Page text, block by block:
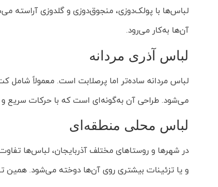
لباس‌ها با پولک‌دوزی، منجوق‌دوزی و گلدوزی آراسته
آن‌ها به‌کار می‌رود.
لباس آذری مردانه
لباس مردانه ساده‌تر اما پرصلابت است. معمولاً شامل
می‌شود. طراحی آن به‌گونه‌ای است که با حرکات سریع
لباس محلی منطقه‌ای
در شهرها و روستاهای مختلف آذربایجان، لباس‌ها
و یا تزئینات بیشتری روی آن‌ها دوخته می‌شود. همین